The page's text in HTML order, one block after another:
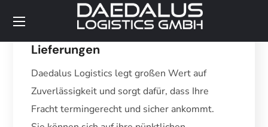
Zuverlässige und pünktliche
Lieferungen
Daedalus Logistics legt großen Wert auf
Zuverlässigkeit und sorgt dafür, dass Ihre
Fracht termingerecht und sicher ankommt.